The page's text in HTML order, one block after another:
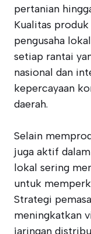
pertanian
Kualitas
pengusaha
setiap rantai
nasional dan
kepercayaan
daerah.
Selain
juga aktif
lokal sering
untuk
Strategi
meningkatkan
jaringan